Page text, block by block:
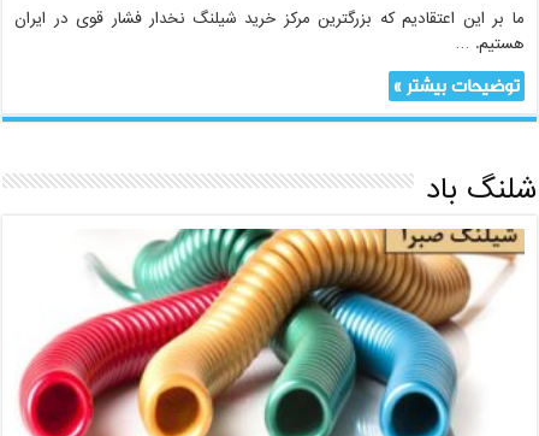
ما بر این اعتقادیم که بزرگترین مرکز خرید شیلنگ نخدار فشار قوی در ایران
هستیم. …
توضیحات بیشتر »
شلنگ باد